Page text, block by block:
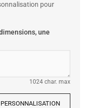
pour
une
1024 char. max